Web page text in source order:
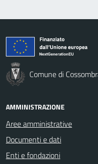
Comune di
AMMINISTRAZIONE
Aree amministrative
Documenti e dati
Enti e fondazioni